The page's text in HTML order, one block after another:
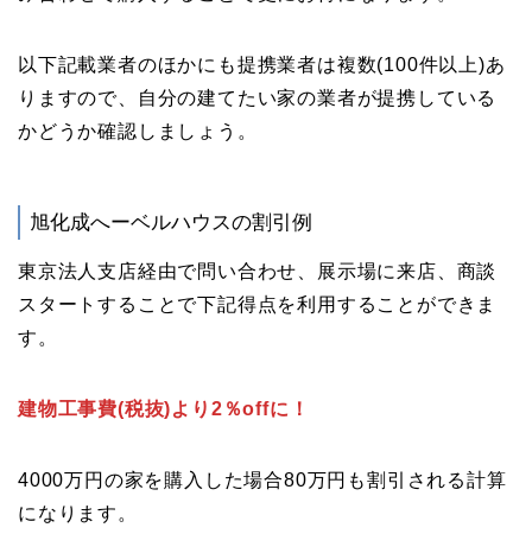
以下記載業者のほかにも提携業者は複数(100件以上)あ
りますので、自分の建てたい家の業者が提携している
かどうか確認しましょう。
旭化成へーベルハウスの割引例
東京法人支店経由で問い合わせ、展示場に来店、商談
スタートすることで下記得点を利用することができま
す。
建物工事費(税抜)より2％offに！
4000万円の家を購入した場合80万円も割引される計算
になります。